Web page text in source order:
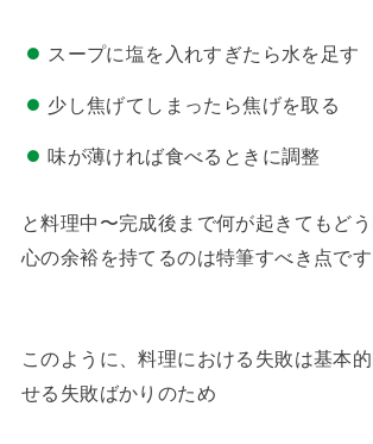
スープに塩を入れすぎたら水を足す
少し焦げてしまったら焦げを取る
味が薄ければ食べるときに調整
と料理中〜完成後まで何が起きてもど
心の余裕を持てるのは特筆すべき点です
このように、料理における失敗は基本
せる失敗ばかりのため